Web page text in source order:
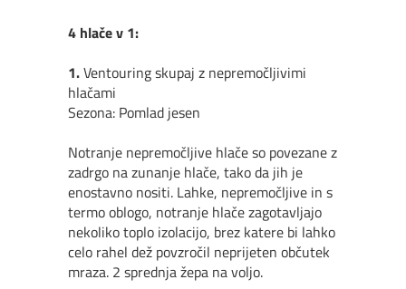
4 hlače v 1:
1.Ventouring skupaj z nepremočljivimi
hlačami
Sezona: Pomlad jesen
Notranje nepremočljive hlače so povezane z
zadrgo na zunanje hlače, tako da jih je
enostavno nositi. Lahke, nepremočljive in s
termo oblogo, notranje hlače zagotavljajo
nekoliko toplo izolacijo, brez katere bi lahko
celo rahel dež povzročil neprijeten občutek
mraza. 2 sprednja žepa na voljo.